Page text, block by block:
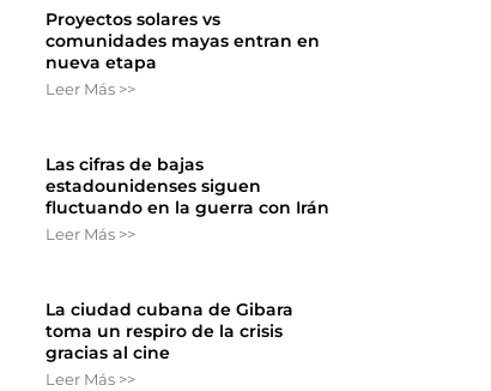
Proyectos solares vs
comunidades mayas entran en
nueva etapa
Leer Más >>
Las cifras de bajas
estadounidenses siguen
fluctuando en la guerra con Irán
Leer Más >>
La ciudad cubana de Gibara
toma un respiro de la crisis
gracias al cine
Leer Más >>